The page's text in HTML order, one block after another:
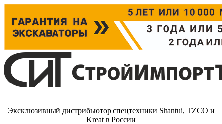
Эксклюзивный дистрибьютор спецтехники Shantui, TZCO и
Kreat в России